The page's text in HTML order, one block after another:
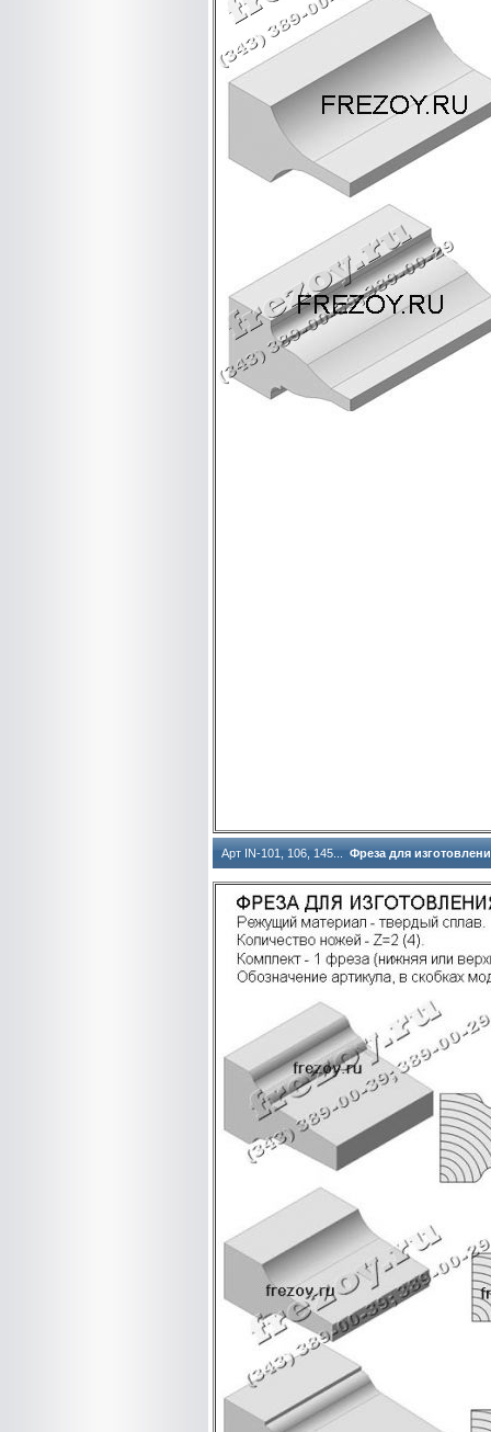
Арт IN-101, 106, 145... Фреза для